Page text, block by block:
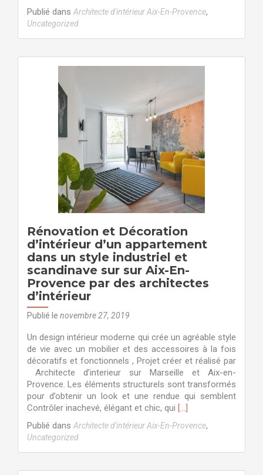
plus
intérieur
travaux
d’appartement
déco
scandinave
et
éthique
par
architecte
à
Aix-
Publié dans Architecte d'intérieur Aix-En-Provence,
Uncategorized
Rénovation et Décoration
d’intérieur d’un appartement
dans un style industriel et
scandinave sur sur Aix-En-
Provence par des architectes
d’intérieur
Publié le novembre 27, 2019
Un design intérieur moderne qui crée un agréable style
de vie avec un mobilier et des accessoires à la fois
décoratifs et fonctionnels , Projet créer et réalisé par
Architecte d’interieur sur Marseille et Aix-en-
Provence. Les éléments structurels sont transformés
pour d’obtenir un look et une rendue qui semblent
Contrôler inachevé, élégant et chic, qui En
plus
et
[…]
Publié dans Architecte d'intérieur Aix-En-Provence,
Uncategorized